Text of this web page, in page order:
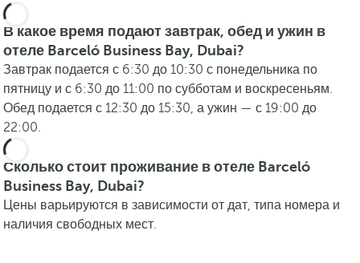
В какое время подают завтрак, обед и ужин в
отеле Barceló Business Bay, Dubai?
Завтрак подается с 6:30 до 10:30 с понедельника по
пятницу и с 6:30 до 11:00 по субботам и воскресеньям.
Обед подается с 12:30 до 15:30, а ужин — с 19:00 до
22:00.
Сколько стоит проживание в отеле Barceló
Business Bay, Dubai?
Цены варьируются в зависимости от дат, типа номера и
наличия свободных мест.